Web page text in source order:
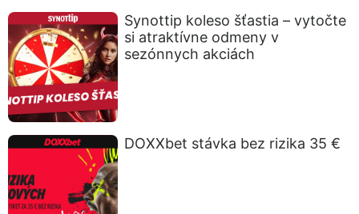
Synottip koleso šťastia – vytočte
si atraktívne odmeny v
sezónnych akciách
DOXXbet stávka bez rizika 35 €